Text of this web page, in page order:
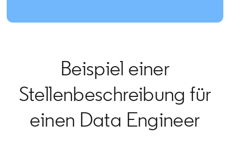
Beispiel einer
Stellenbeschreibung für
einen Data Engineer